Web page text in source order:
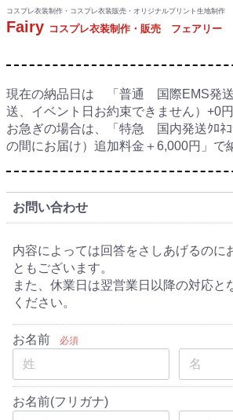
コスプレ衣装制作・コスプレ衣装販売・オリジナルプリント生地制作
Fairy コスプレ衣装制作・販売 フェアリー
現在の納品日は 「普通 国際EMS発送
送、イベント日お約束できません）+0円
お急ぎの場合は、「特急 国内発送ｸﾛﾈｺ
の間にお届け）追加料金＋6,000円」で
お問い合わせ
内容によっては回答をさしあげるのに
ともございます。
また、休業日は翌営業日以降の対応と
ください。
お名前 必須
お名前(フリガナ)